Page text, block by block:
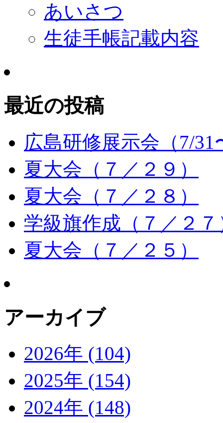
あいさつ
生徒手帳記載内容
最近の投稿
広島研修展示会（7/31
夏大会（７／２９）
夏大会（７／２８）
学級旗作成（７／２７
夏大会（７／２５）
アーカイブ
2026年 (104)
2025年 (154)
2024年 (148)